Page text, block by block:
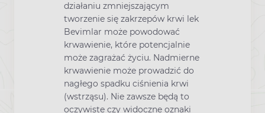
działaniu zmniejszającym
tworzenie się zakrzepów krwi lek
Bevimlar może powodować
krwawienie, które potencjalnie
może zagrażać życiu. Nadmierne
krwawienie może prowadzić do
nagłego spadku ciśnienia krwi
(wstrząsu). Nie zawsze będą to
oczywiste czy widoczne oznaki